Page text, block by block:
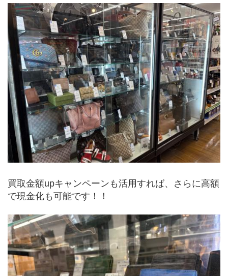
買取金額upキャンペーンも活用すれば、さらに高額
で現金化も可能です！！